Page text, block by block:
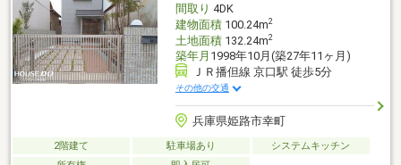
間取り 4DK
建物面積100.24m2
土地面積132.24m2
築年月 1998年10月(築27年11ヶ月)
ＪＲ播但線 京口駅 徒歩5分
その他の交通
兵庫県姫路市幸町
2階建て 駐車場あり
システムキッチン